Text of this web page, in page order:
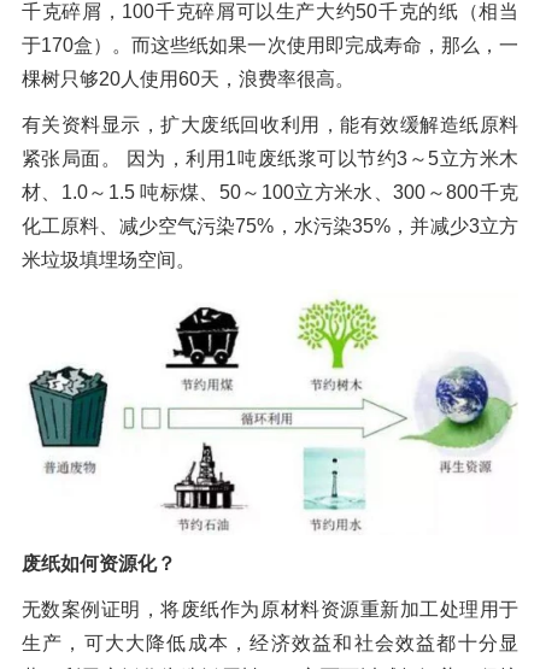
千克碎屑，100千克碎屑可以生产大约50千克的纸（相当
于170盒）。而这些纸如果一次使用即完成寿命，那么，一
棵树只够20人使用60天，浪费率很高。
有关资料显示，扩大废纸回收利用，能有效缓解造纸原料
紧张局面。 因为，利用1吨废纸浆可以节约3～5立方米木
材、1.0～1.5 吨标煤、50～100立方米水、300～800千克
化工原料、减少空气污染75%，水污染35%，并减少3立方
米垃圾填埋场空间。
废纸如何资源化？
无数案例证明，将废纸作为原材料资源重新加工处理用于
生产，可大大降低成本，经济效益和社会效益都十分显